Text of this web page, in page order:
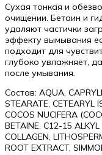
Сухая тонкая и
очищении. Бетаин и
удаляют частички
эффекту вымывания
подходит для
глубоко увлажняет,
после умывания.
Состав: АQUA,
STEARATE, CETEARYL
COCOS NUCIFERA
BETAINE, C12-15 ALKYL
COLLAGEN,
ROOT EXTRACT,